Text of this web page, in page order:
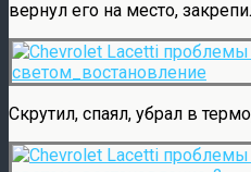
вернул его на место,
Скрутил, спаял, убрал в